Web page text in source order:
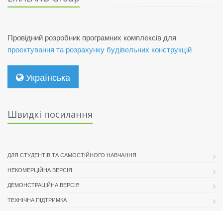
Провідний розробник програмних комплексів для
проектування та розрахунку будівельних конструкцій
Українська
Швидкі посилання
ДЛЯ СТУДЕНТІВ ТА САМОСТІЙНОГО НАВЧАННЯ
НЕКОМЕРЦІЙНА ВЕРСІЯ
ДЕМОНСТРАЦІЙНА ВЕРСІЯ
ТЕХНІЧНА ПІДТРИМКА